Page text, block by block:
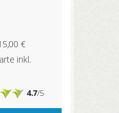
€
inkl.
4.7/5